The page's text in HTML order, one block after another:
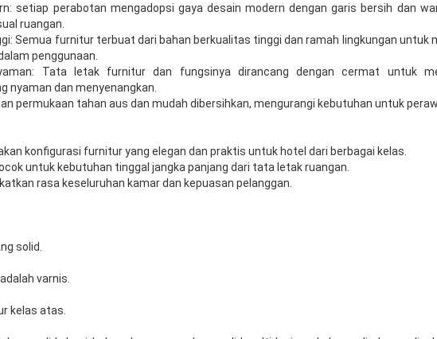
setiap perabotan mengadopsi gaya desain modern dengan garis bersih dan
ruangan.
Semua furnitur terbuat dari bahan berkualitas tinggi dan ramah lingkungan untuk
penggunaan.
Tata letak furnitur dan fungsinya dirancang dengan cermat untuk
nyaman dan menyenangkan.
permukaan tahan aus dan mudah dibersihkan, mengurangi kebutuhan untuk
konfigurasi furnitur yang elegan dan praktis untuk hotel dari berbagai kelas.
untuk kebutuhan tinggal jangka panjang dari tata letak ruangan.
rasa keseluruhan kamar dan kepuasan pelanggan.
solid.
varnis.
kelas atas.